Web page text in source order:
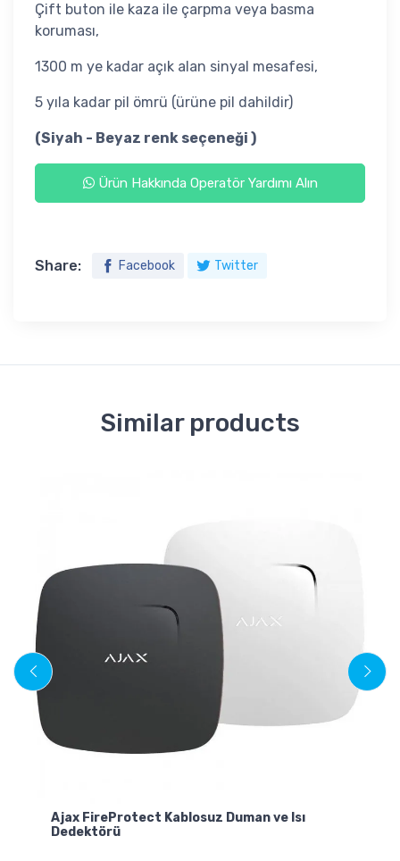
Çift buton ile kaza ile çarpma veya basma
koruması,
1300 m ye kadar açık alan sinyal mesafesi,
5 yıla kadar pil ömrü (ürüne pil dahildir)
(Siyah - Beyaz renk seçeneği )
Ürün Hakkında Operatör Yardımı Alın
Share: Facebook Twitter
Similar products
Ajax FireProtect Kablosuz Duman ve Isı
Dedektörü